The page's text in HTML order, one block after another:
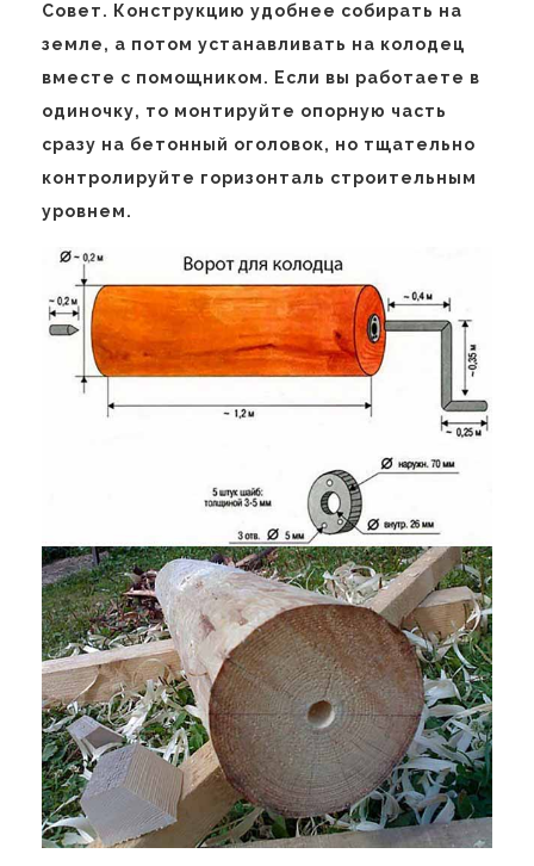
Совет. Конструкцию удобнее собирать на
земле, а потом устанавливать на колодец
вместе с помощником. Если вы работаете в
одиночку, то монтируйте опорную часть
сразу на бетонный оголовок, но тщательно
контролируйте горизонталь строительным
уровнем.